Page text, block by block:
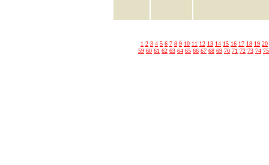
1 2 3 4 5 6 7 8 9 10 11 12 13 14 15 16 17 18 19 20
59 60 61 62 63 64 65 66 67 68 69 70 71 72 73 74 75